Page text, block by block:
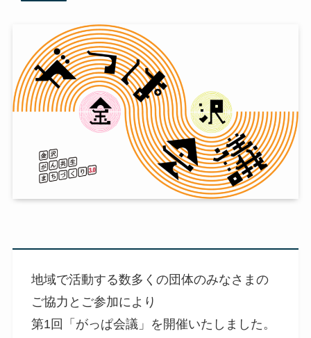
地域で活動する数多くの団体のみなさまの
ご協力とご参加により
第1回「がっぱ会議」を開催いたしました。